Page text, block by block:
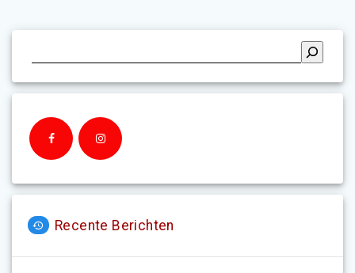
Recente Berichten